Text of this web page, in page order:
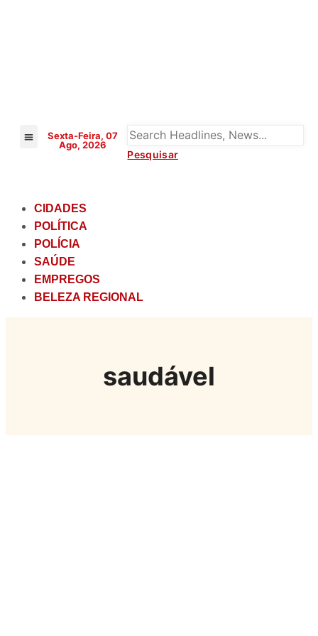
Sexta-Feira, 07
Ago, 2026
CIDADES
POLÍTICA
POLÍCIA
SAÚDE
EMPREGOS
BELEZA REGIONAL
saudável